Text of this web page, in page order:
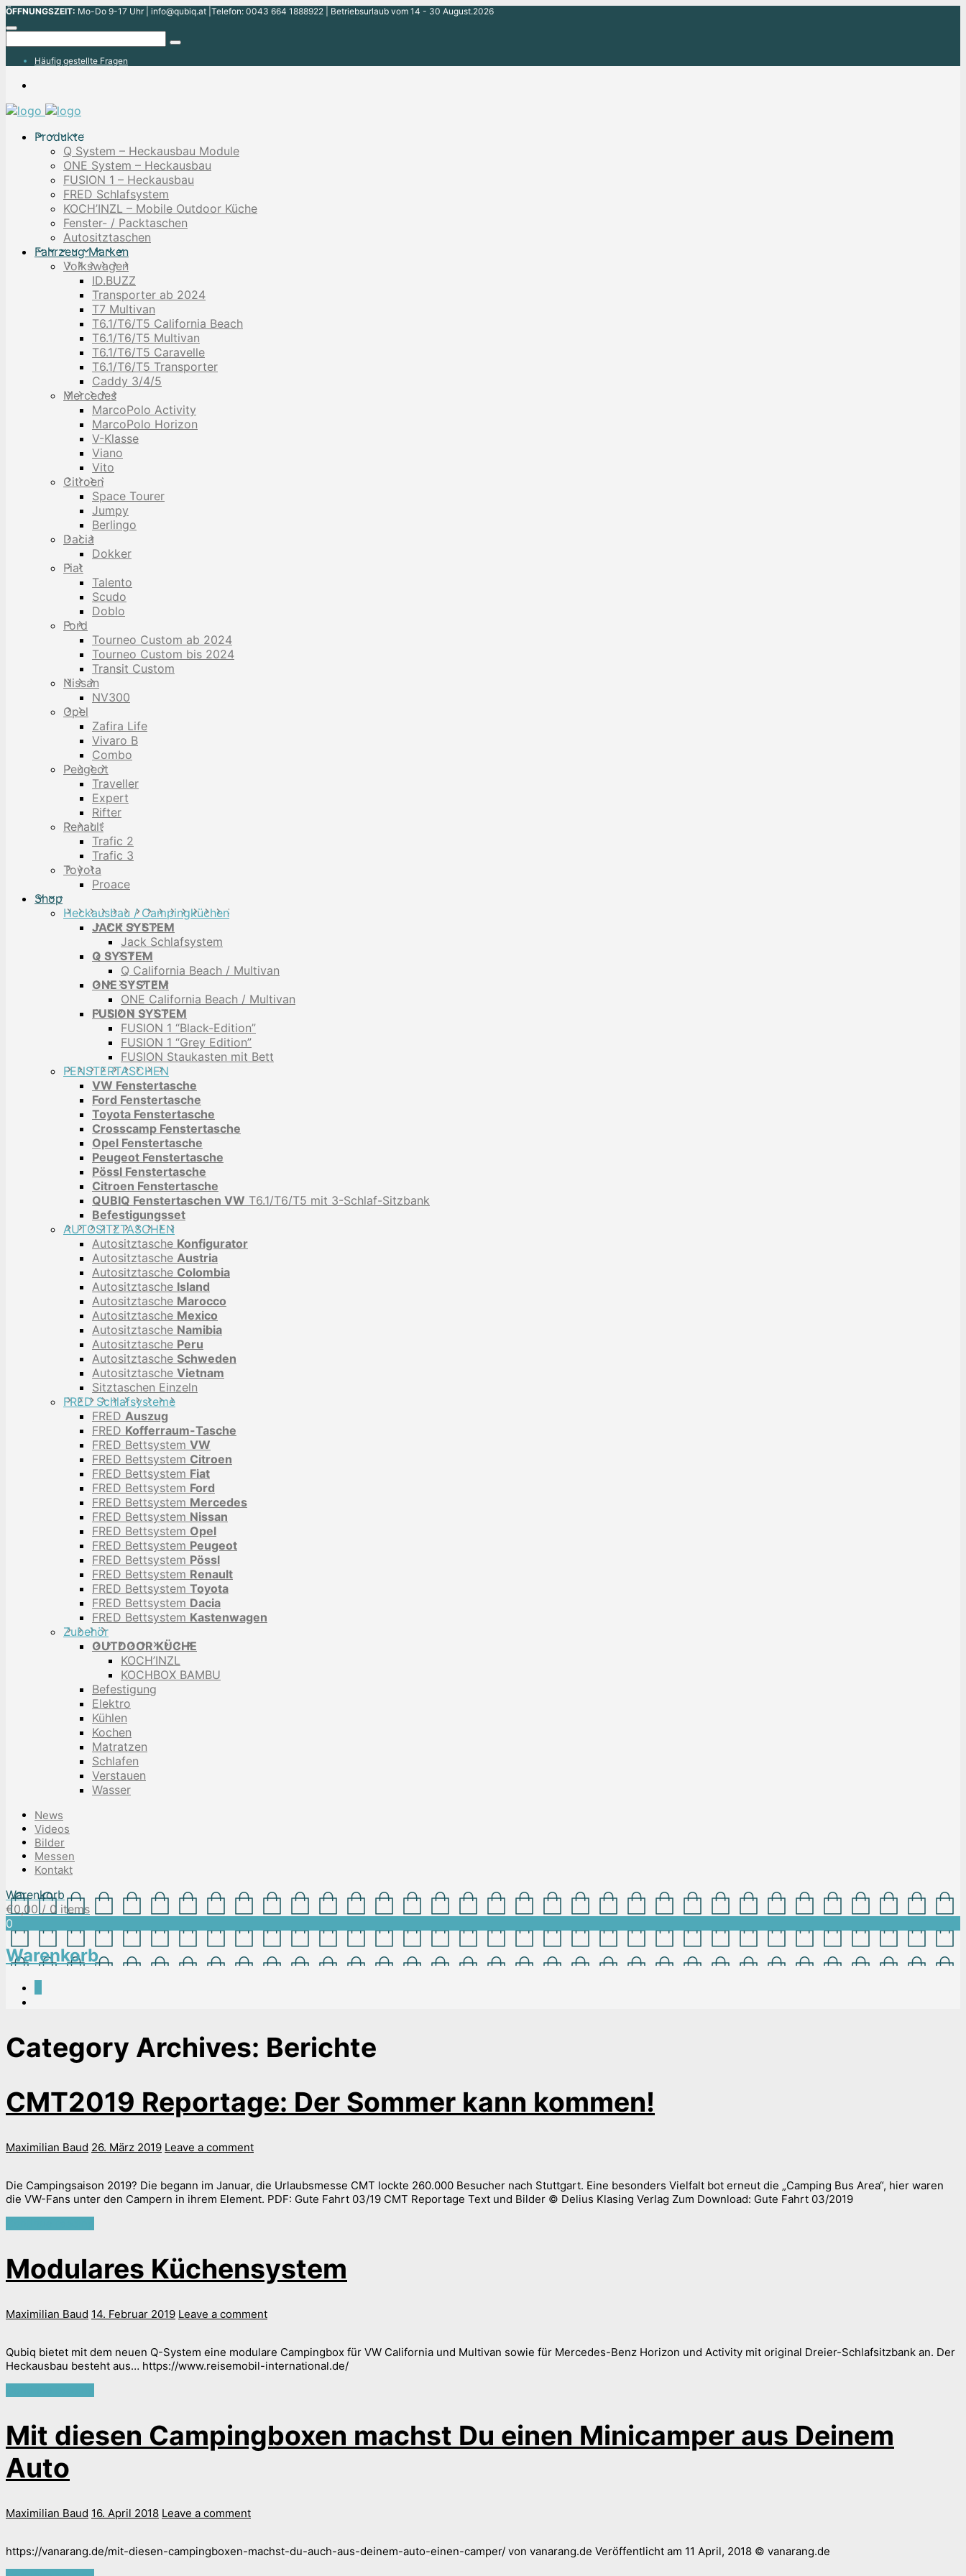
ÖFFNUNGSZEIT: Mo-Do 9-17 Uhr | info@qubiq.at |Telefon: 0043 664 1888922 | Betriebsurlaub vom 14 - 30 August.2026
Häufig gestellte Fragen
Produkte
Q System – Heckausbau Module
ONE System – Heckausbau
FUSION 1 – Heckausbau
FRED Schlafsystem
KOCH’INZL – Mobile Outdoor Küche
Fenster- / Packtaschen
Autositztaschen
Fahrzeug Marken
Volkswagen
ID.BUZZ
Transporter ab 2024
T7 Multivan
T6.1/T6/T5 California Beach
T6.1/T6/T5 Multivan
T6.1/T6/T5 Caravelle
T6.1/T6/T5 Transporter
Caddy 3/4/5
Mercedes
MarcoPolo Activity
MarcoPolo Horizon
V-Klasse
Viano
Vito
Citroen
Space Tourer
Jumpy
Berlingo
Dacia
Dokker
Fiat
Talento
Scudo
Doblo
Ford
Tourneo Custom ab 2024
Tourneo Custom bis 2024
Transit Custom
Nissan
NV300
Opel
Zafira Life
Vivaro B
Combo
Peugeot
Traveller
Expert
Rifter
Renault
Trafic 2
Trafic 3
Toyota
Proace
Shop
Heckausbau / Campingküchen
JACK SYSTEM
Jack Schlafsystem
Q SYSTEM
Q California Beach / Multivan
ONE SYSTEM
ONE California Beach / Multivan
FUSION SYSTEM
FUSION 1 “Black-Edition”
FUSION 1 “Grey Edition”
FUSION Staukasten mit Bett
FENSTERTASCHEN
VW Fenstertasche
Ford Fenstertasche
Toyota Fenstertasche
Crosscamp Fenstertasche
Opel Fenstertasche
Peugeot Fenstertasche
Pössl Fenstertasche
Citroen Fenstertasche
QUBIQ Fenstertaschen VW T6.1/T6/T5 mit 3-Schlaf-Sitzbank
Befestigungsset
AUTOSITZTASCHEN
Autositztasche Konfigurator
Autositztasche Austria
Autositztasche Colombia
Autositztasche Island
Autositztasche Marocco
Autositztasche Mexico
Autositztasche Namibia
Autositztasche Peru
Autositztasche Schweden
Autositztasche Vietnam
Sitztaschen Einzeln
FRED Schlafsysteme
FRED Auszug
FRED Kofferraum-Tasche
FRED Bettsystem VW
FRED Bettsystem Citroen
FRED Bettsystem Fiat
FRED Bettsystem Ford
FRED Bettsystem Mercedes
FRED Bettsystem Nissan
FRED Bettsystem Opel
FRED Bettsystem Peugeot
FRED Bettsystem Pössl
FRED Bettsystem Renault
FRED Bettsystem Toyota
FRED Bettsystem Dacia
FRED Bettsystem Kastenwagen
Zubehör
OUTDOOR KÜCHE
KOCH’INZL
KOCHBOX BAMBU
Befestigung
Elektro
Kühlen
Kochen
Matratzen
Schlafen
Verstauen
Wasser
News
Videos
Bilder
Messen
Kontakt
Warenkorb
€0,00 / 0 items
0
Warenkorb
Category Archives: Berichte
CMT2019 Reportage: Der Sommer kann kommen!
Maximilian Baud 26. März 2019 Leave a comment
Die Campingsaison 2019? Die begann im Januar, die Urlaubsmesse CMT lockte 260.000 Besucher nach Stuttgart. Eine besonders Vielfalt bot erneut die „Camping Bus Area“, hier waren
die VW-Fans unter den Campern in ihrem Element. PDF: Gute Fahrt 03/19 CMT Reportage Text und Bilder © Delius Klasing Verlag Zum Download: Gute Fahrt 03/2019
Modulares Küchensystem
Maximilian Baud 14. Februar 2019 Leave a comment
Qubiq bietet mit dem neuen Q-System eine modulare Campingbox für VW California und Multivan sowie für Mercedes-Benz Horizon und Activity mit original Dreier-Schlafsitzbank an. Der
Heckausbau besteht aus… https://www.reisemobil-international.de/
Mit diesen Campingboxen machst Du einen Minicamper aus Deinem
Auto
Maximilian Baud 16. April 2018 Leave a comment
https://vanarang.de/mit-diesen-campingboxen-machst-du-auch-aus-deinem-auto-einen-camper/ von vanarang.de Veröffentlicht am 11 April, 2018 © vanarang.de